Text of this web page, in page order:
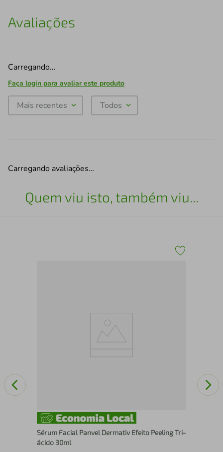
Avaliações
Carregando…
Faça login para avaliar este produto
Mais recentes Todos
Carregando avaliações…
Quem viu isto, também viu...
Sérum Facial Panvel Dermativ Efeito Peeling Tri-
ácido 30ml